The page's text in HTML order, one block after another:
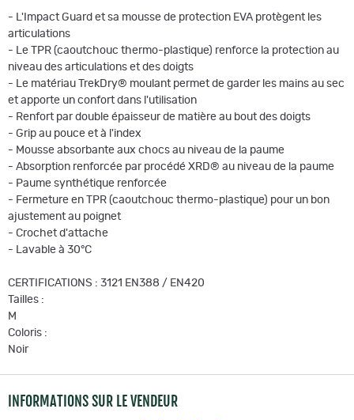
- L'Impact Guard et sa mousse de protection EVA protègent les
articulations
- Le TPR (caoutchouc thermo-plastique) renforce la protection au
niveau des articulations et des doigts
- Le matériau TrekDry® moulant permet de garder les mains au sec
et apporte un confort dans l'utilisation
- Renfort par double épaisseur de matière au bout des doigts
- Grip au pouce et à l'index
- Mousse absorbante aux chocs au niveau de la paume
- Absorption renforcée par procédé XRD® au niveau de la paume
- Paume synthétique renforcée
- Fermeture en TPR (caoutchouc thermo-plastique) pour un bon
ajustement au poignet
- Crochet d'attache
- Lavable à 30°C
CERTIFICATIONS : 3121 EN388 / EN420
Tailles :
M
Coloris :
Noir
INFORMATIONS SUR LE VENDEUR